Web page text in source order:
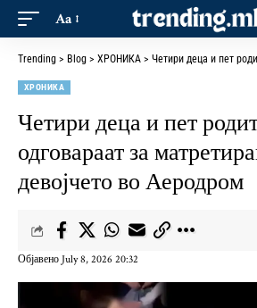
Aa
Trending > Blog > ХРОНИКА > Четири деца и пет родители ќе
ХРОНИКА
Четири деца и пет
одговараат за
девојчето во Аеродром
Објавено July 8, 2026 20:32